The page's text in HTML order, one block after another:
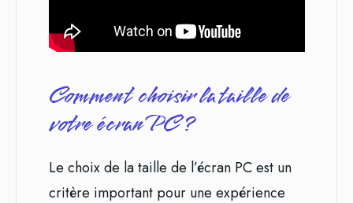
Comment choisir la taille de
votre écran PC ?
Le choix de la taille de l’écran PC est un
critère important pour une expérience